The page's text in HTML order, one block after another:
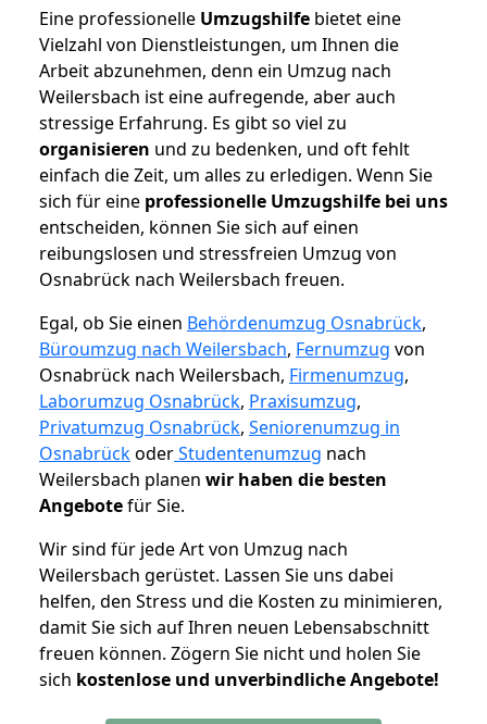
Eine professionelle Umzugshilfe bietet eine
Vielzahl von Dienstleistungen, um Ihnen die
Arbeit abzunehmen, denn ein Umzug nach
Weilersbach ist eine aufregende, aber auch
stressige Erfahrung. Es gibt so viel zu
organisieren und zu bedenken, und oft fehlt
einfach die Zeit, um alles zu erledigen. Wenn Sie
sich für eine professionelle Umzugshilfe bei uns
entscheiden, können Sie sich auf einen
reibungslosen und stressfreien Umzug von
Osnabrück nach Weilersbach freuen.
Egal, ob Sie einen Behördenumzug Osnabrück,
Büroumzug nach Weilersbach, Fernumzug von
Osnabrück nach Weilersbach, Firmenumzug,
Laborumzug Osnabrück, Praxisumzug,
Privatumzug Osnabrück, Seniorenumzug in
OsnabrückoderStudentenumzug nach
Weilersbach planen wir haben die besten
Angebotefür Sie.
Wir sind für jede Art von Umzug nach
Weilersbach gerüstet. Lassen Sie uns dabei
helfen, den Stress und die Kosten zu minimieren,
damit Sie sich auf Ihren neuen Lebensabschnitt
freuen können. Zögern Sie nicht und holen Sie
sich kostenlose und unverbindliche Angebote!